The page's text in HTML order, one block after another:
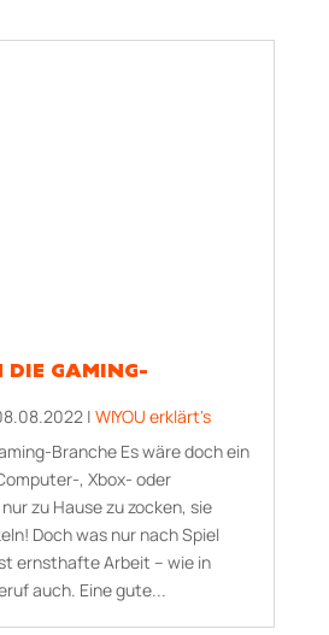
DIE GAMING-
| WIYOU erklärt's
Branche Es wäre doch ein
, Xbox- oder
zu Hause zu zocken, sie
Doch was nur nach Spiel
ernsthafte Arbeit – wie in
auch. Eine gute...